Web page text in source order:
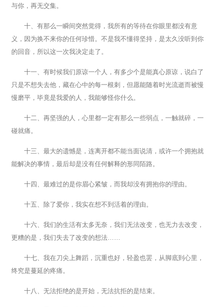
与你，再无交集。
十、有那么一瞬间突然觉得，我所有的等待在你眼里都没有意
义，因为换不来你的任何珍惜。不是我不懂得坚持，是太久没听到你
的回音，所以这一次我决定走了。
十一、有时候我们原谅一个人，有多少个是能真心原谅，说白了
只是不想失去他，藏在心中的每一根刺，但愿能随着时光流逝而被慢
慢磨平，毕竟是我爱的人，我能够怪你什么。
十二、再坚强的人，心里都一定有那么一些弱点，一触就碎，一
碰就痛。
十三、最大的遗憾是，连离开都不能当面说清，或许一个拥抱就
能解决的事情，最后却是没有任何解释的形同陌路。
十四、最难过的是你眉心紧皱，而我却没有拥抱你的理由。
十五、除了爱你，我实在想不到活着的理由。
十六、我们的生活有太多无奈，我们无法改变，也无力去改变，
更糟的是，我们失去了改变的想法……
十七、我在刀尖上舞蹈，沉重也好，轻盈也罢，从脚底到心里，
终究是蔓延的疼痛。
十八、无法拒绝的是开始，无法抗拒的是结束。